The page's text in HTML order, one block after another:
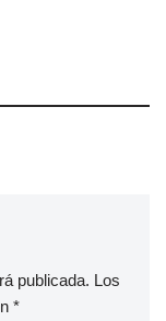
publicada. Los
*